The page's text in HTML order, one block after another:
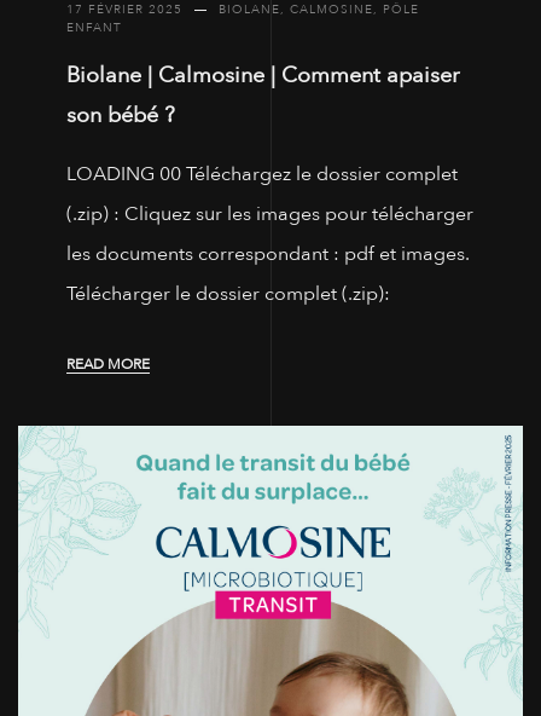
17 FÉVRIER 2025 BIOLANE, CALMOSINE, PÔLE
ENFANT
Biolane | Calmosine | Comment apaiser
son bébé ?
LOADING 00 Téléchargez le dossier complet
(.zip) : Cliquez sur les images pour télécharger
les documents correspondant : pdf et images.
Télécharger le dossier complet (.zip):
READ MORE